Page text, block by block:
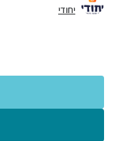
יחודי